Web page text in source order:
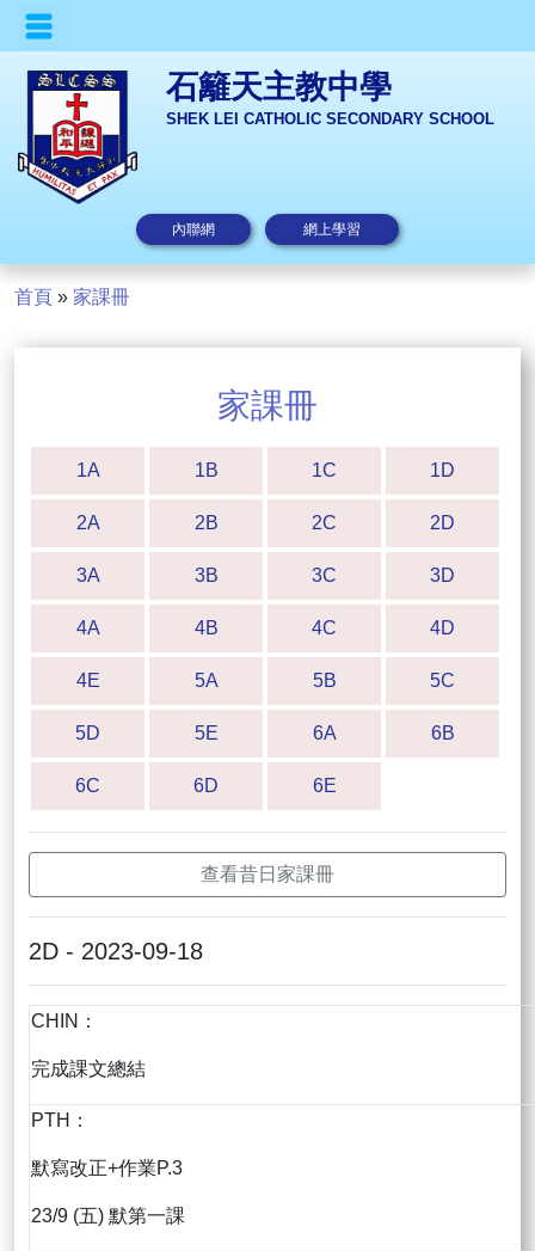
石籬天主教中學
SHEK LEI CATHOLIC SECONDARY SCHOOL
內聯網 網上學習
首頁 » 家課冊
家課冊
1A 1B 1C 1D
2A 2B 2C 2D
3A 3B 3C 3D
4A 4B 4C 4D
4E 5A 5B 5C
5D 5E 6A 6B
6C 6D 6E
查看昔日家課冊
2D - 2023-09-18
CHIN：
完成課文總結
PTH：
默寫改正+作業P.3
23/9 (五) 默第一課